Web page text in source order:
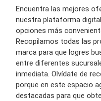
Encuentra las mejores
nuestra plataforma
opciones más
Recopilamos todas las
marca para que logres
entre diferentes
inmediata. Olvídate de
porque en este espacio
destacadas para que